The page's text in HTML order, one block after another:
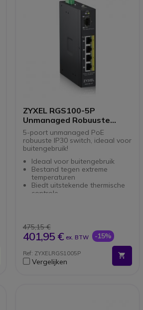
ZYXEL RGS100-5P
Unmanaged Robuuste
Switch
5-poort unmanaged PoE
robuuste IP30 switch, ideaal voor
buitengebruik!
Ideaal voor buitengebruik
Bestand tegen extreme
temperaturen
Biedt uitstekende thermische
controle
475,15 €
401,95 € ex. BTW -15%
Ref: ZYXELRGS1005P
Vergelijken